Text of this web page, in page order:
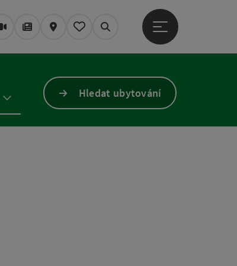
Webové kamery
Časopis/Blog
MapaZapamatované
Vyhledávání
Otevřít hlavní
Hledat ubytování